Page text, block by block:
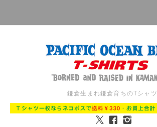
鎌倉生まれ鎌倉育ちのTシャツ